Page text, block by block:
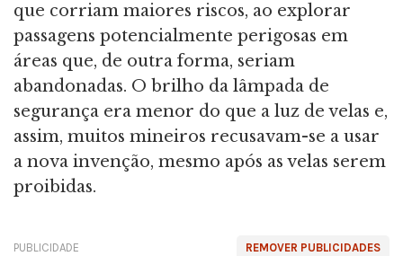
que corriam maiores riscos, ao explorar
passagens potencialmente perigosas em
áreas que, de outra forma, seriam
abandonadas. O brilho da lâmpada de
segurança era menor do que a luz de velas e,
assim, muitos mineiros recusavam-se a usar
a nova invenção, mesmo após as velas serem
proibidas.
REMOVER PUBLICIDADES
PUBLICIDADE